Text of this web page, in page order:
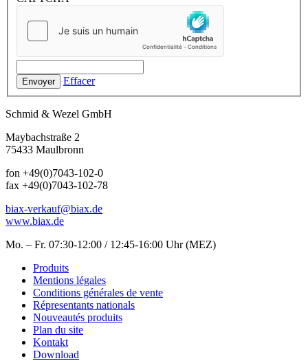
Envoyer Effacer
Schmid & Wezel GmbH
Maybachstraße 2
75433 Maulbronn
fon +49(0)7043-102-0
fax +49(0)7043-102-78
biax-verkauf@biax.de
www.biax.de
Mo. – Fr. 07:30-12:00 / 12:45-16:00 Uhr (MEZ)
Produits
Mentions légales
Conditions générales de vente
Répresentants nationals
Nouveautés produits
Plan du site
Kontakt
Download